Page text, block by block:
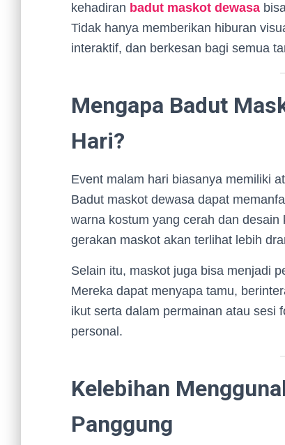
kehadiran badut maskot dewasa
Tidak hanya memberikan hiburan
interaktif, dan berkesan bagi semua
Mengapa Badut
Hari?
Event malam hari biasanya memiliki
Badut maskot dewasa dapat
warna kostum yang cerah dan
gerakan maskot akan terlihat lebih
Selain itu, maskot juga bisa menjadi
Mereka dapat menyapa tamu,
ikut serta dalam permainan atau sesi
personal.
Kelebihan
Panggung